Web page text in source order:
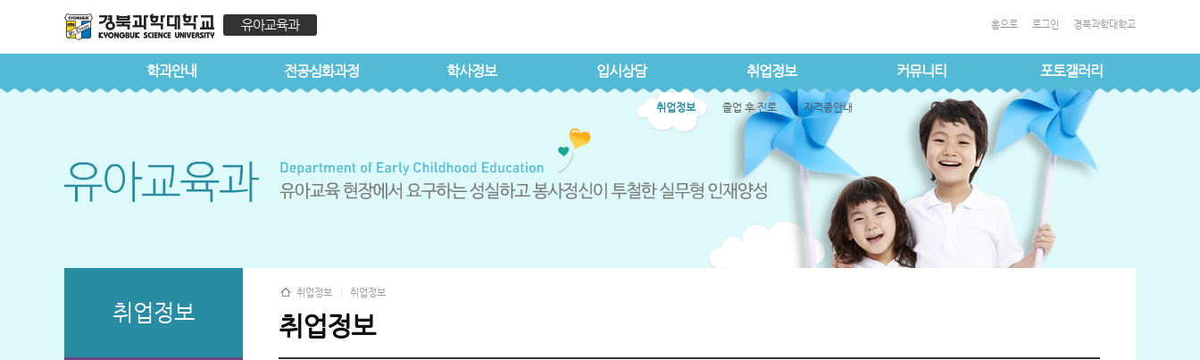
유아교육과 홈으로 로그인 경북과학대학교
학과안내 전공심화과정 학사정보 입시상담 취업정보
취업정보 졸업 후 진로 자격증안내
커뮤니티 포토갤러리
취업정보
취업정보 취업정보
취업정보